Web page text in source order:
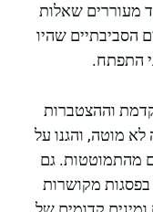
מעוררים שאלות
הסביבתיים שהיו
התפתח.
וההצטברות
מוטה, והגנו על
מהתמוטטות. גם
מקושרות